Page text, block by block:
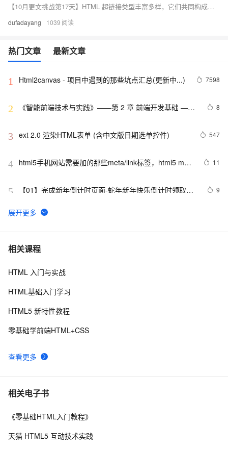
【10月更文挑战第17天】HTML 超链接类型丰富多样，它们共同构成了网页中不可或缺的导航和交互元素。通过合理地选择和运用这些超链接类型，我们可以为用户创造更加流畅和便捷的浏览体验，提升网站的可用性和吸引力。
dufadayang 1039
热门文章 最新文章
1 Html2canvas - 项目中遇到的那些坑点汇总(更新中...) 7598
2
《智能前端技术与实践》——第 2 章 前端开发基础 ——
8
3 ext 2.0 渲染HTML表单 (含中文版日期选单控件) 547
4 html5手机网站需要加的那些meta/link标签，html5 meta
11
5
【01】完成新年倒计时页面-蛇年新年快乐倒计时领取礼
html5+div+CSS+JavaScript-优雅草卓伊凡-做一条关于新
9
6 C#服务器端获取客户端(html)控件值
7
8 HTML DOM addEventListener() 方法示例
式判断11位手机号码
10IIS MIME类型问题(html5 video 本地打开可以，IIS打开
相关课程
查看更多
HTML 入门与实战
HTML基础入门学习
HTML5 新特性教程
零基础学前端HTML+CSS
相关电子书
《零基础HTML入门教程》
天猫 HTML5 互动技术实践